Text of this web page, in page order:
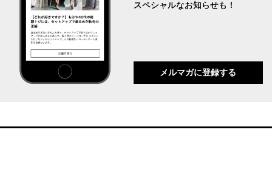
スペシャルなお知らせも！
メルマガに登録する